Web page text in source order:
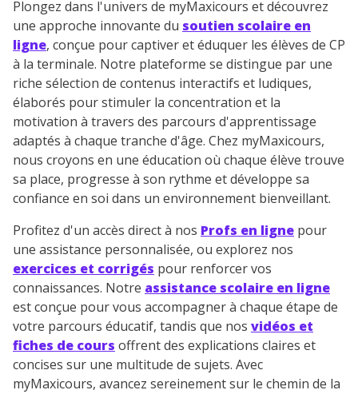
Plongez dans l'univers de myMaxicours et découvrez
une approche innovante du soutien scolaire en
ligne, conçue pour captiver et éduquer les élèves de CP
à la terminale. Notre plateforme se distingue par une
riche sélection de contenus interactifs et ludiques,
élaborés pour stimuler la concentration et la
motivation à travers des parcours d'apprentissage
adaptés à chaque tranche d'âge. Chez myMaxicours,
nous croyons en une éducation où chaque élève trouve
sa place, progresse à son rythme et développe sa
confiance en soi dans un environnement bienveillant.
Profitez d'un accès direct à nos Profs en ligne pour
une assistance personnalisée, ou explorez nos
exercices et corrigés pour renforcer vos
connaissances. Notre assistance scolaire en ligne
est conçue pour vous accompagner à chaque étape de
votre parcours éducatif, tandis que nos vidéos et
fiches de cours offrent des explications claires et
concises sur une multitude de sujets. Avec
myMaxicours, avancez sereinement sur le chemin de la